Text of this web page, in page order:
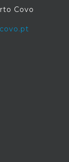
Covo